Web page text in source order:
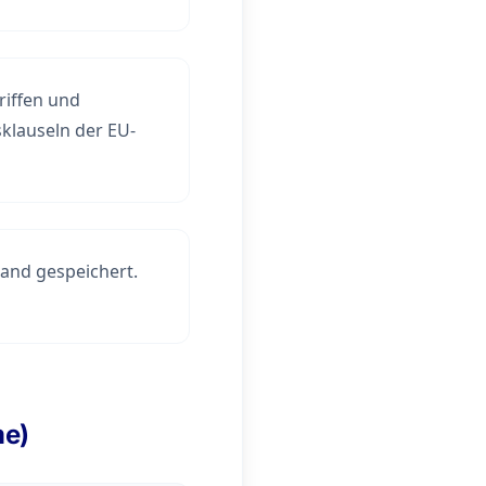
und
der EU-
gespeichert.